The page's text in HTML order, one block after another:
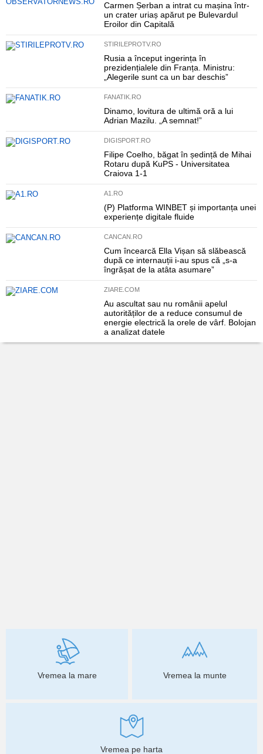
Carmen Șerban a intrat cu mașina într-
un crater uriaș apărut pe Bulevardul
Eroilor din Capitală
STIRILEPROTV.RO
Rusia a început ingerința în
prezidențialele din Franța. Ministru:
„Alegerile sunt ca un bar deschis”
FANATIK.RO
Dinamo, lovitura de ultimă oră a lui
Adrian Mazilu. „A semnat!”
DIGISPORT.RO
Filipe Coelho, băgat în ședință de Mihai
Rotaru după KuPS - Universitatea
Craiova 1-1
A1.RO
(P) Platforma WINBET și importanța unei
experiențe digitale fluide
CANCAN.RO
Cum încearcă Ella Vișan să slăbească
după ce internauții i-au spus că „s-a
îngrășat de la atâta asumare”
ZIARE.COM
Au ascultat sau nu românii apelul
autorităților de a reduce consumul de
energie electrică la orele de vârf. Bolojan
a analizat datele
Vremea la mare Vremea la munte
Vremea pe harta